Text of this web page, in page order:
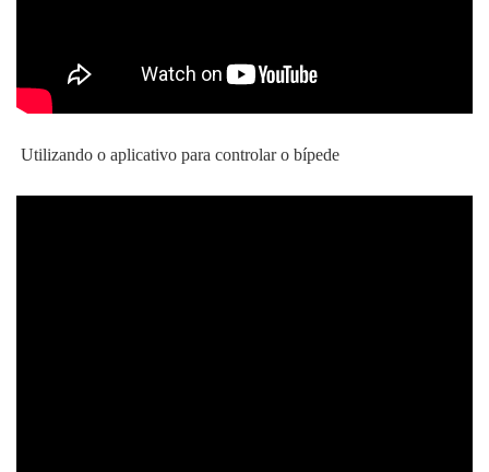
Utilizando o aplicativo para controlar o bípede